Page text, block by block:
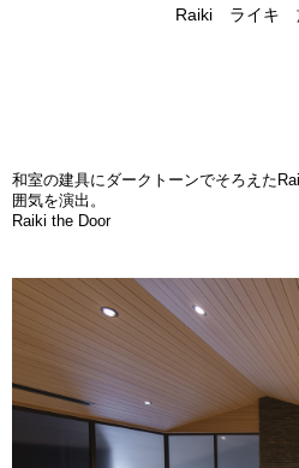
Raiki ライキ
和室の建具にダークトーンでそろえた
囲気を演出。
Raiki the Door